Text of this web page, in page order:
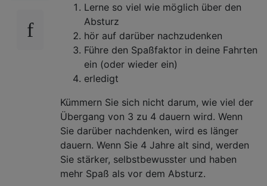
Lerne so viel wie möglich über den
Absturz
hör auf darüber nachzudenken
Führe den Spaßfaktor in deine Fahrten
ein (oder wieder ein)
erledigt
Kümmern Sie sich nicht darum, wie viel der
Übergang von 3 zu 4 dauern wird. Wenn
Sie darüber nachdenken, wird es länger
dauern. Wenn Sie 4 Jahre alt sind, werden
Sie stärker, selbstbewusster und haben
mehr Spaß als vor dem Absturz.